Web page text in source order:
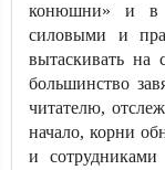
конюшни» и в
силовыми и
вытаскивать на
большинство
читателю,
начало, корни
и